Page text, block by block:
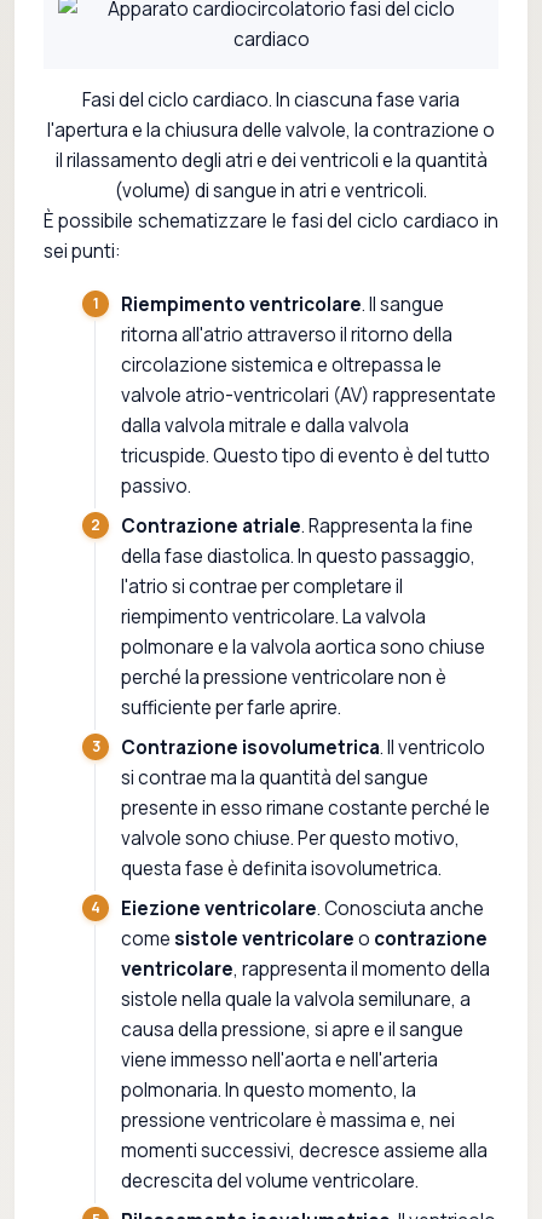
Fasi del ciclo cardiaco. In ciascuna fase varia
l'apertura e la chiusura delle valvole, la contrazione o
il rilassamento degli atri e dei ventricoli e la quantità
(volume) di sangue in atri e ventricoli.
È possibile schematizzare le fasi del ciclo cardiaco in
sei punti:
Riempimento ventricolare. Il sangue
ritorna all'atrio attraverso il ritorno della
circolazione sistemica e oltrepassa le
valvole atrio-ventricolari (AV) rappresentate
dalla valvola mitrale e dalla valvola
tricuspide. Questo tipo di evento è del tutto
passivo.
Contrazione atriale. Rappresenta la fine
della fase diastolica. In questo passaggio,
l'atrio si contrae per completare il
riempimento ventricolare. La valvola
polmonare e la valvola aortica sono chiuse
perché la pressione ventricolare non è
sufficiente per farle aprire.
Contrazione isovolumetrica. Il ventricolo
si contrae ma la quantità del sangue
presente in esso rimane costante perché le
valvole sono chiuse. Per questo motivo,
questa fase è definita isovolumetrica.
Eiezione ventricolare. Conosciuta anche
comesistole ventricolareo contrazione
ventricolare, rappresenta il momento della
sistole nella quale la valvola semilunare, a
causa della pressione, si apre e il sangue
viene immesso nell'aorta e nell'arteria
polmonaria. In questo momento, la
pressione ventricolare è massima e, nei
momenti successivi, decresce assieme alla
decrescita del volume ventricolare.